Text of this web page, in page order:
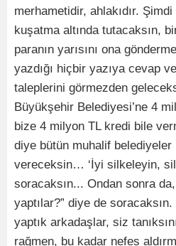
merhametidir, ahlakıdır.
kuşatma altında tutacaksın,
paranın yarısını ona
yazdığı hiçbir yazıya cevap
taleplerini görmezden
Büyükşehir Belediyesi’ne 4
bize 4 milyon TL kredi bile
diye bütün muhalif
vereceksin… ‘İyi silkeleyin,
soracaksın... Ondan sonra
yaptılar?” diye de
yaptık arkadaşlar, siz
rağmen, bu kadar nefes